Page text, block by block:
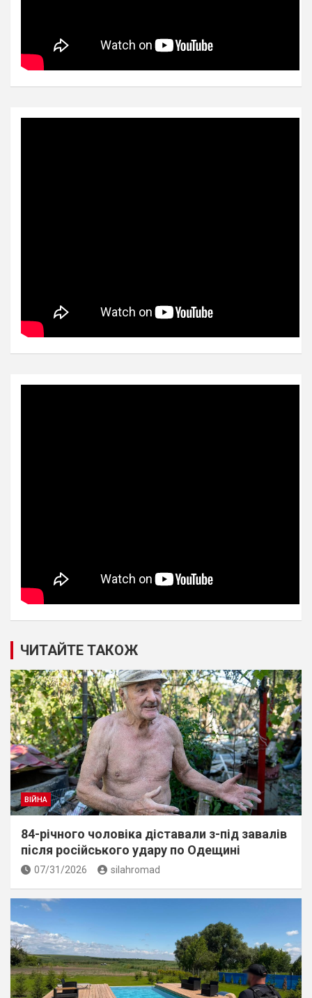
ЧИТАЙТЕ ТАКОЖ
ВІЙНА
84-річного чоловіка діставали з-під завалів
пiсля росiйського удару по Одещині
07/31/2026 silahromad